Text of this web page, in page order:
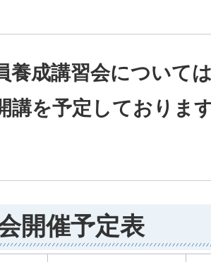
養成講習会について
講を予定しておりま
開催予定表